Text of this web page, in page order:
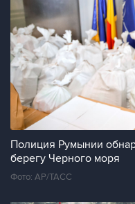
Полиция Румынии
берегу Черного моря
Фото: AP/ТАСС